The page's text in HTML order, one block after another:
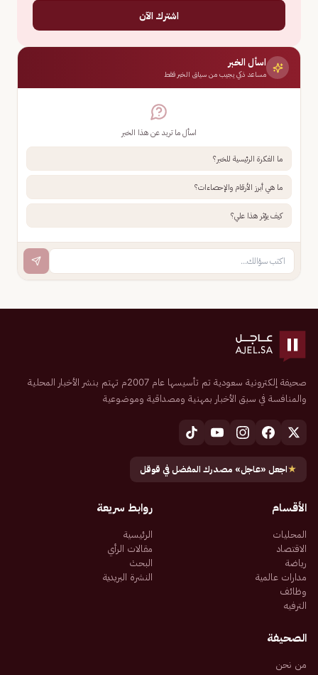
اشترك الآن
اسأل الخبر
مساعد ذكي يجيب من سياق الخبر فقط
اسأل ما تريد عن هذا الخبر
ما الفكرة الرئيسية للخبر؟
ما هي أبرز الأرقام والإحصاءات؟
كيف يؤثر هذا علي؟
صحيفة إلكترونية سعودية تم تأسيسها عام 2007م تهتم بنشر الأخبار المحلية
والمنافسة في سبق الأخبار بمهنية ومصداقية وموضوعية
★اجعل «عاجل» مصدرك المفضل في قوقل
الأقسام
المحليات
الاقتصاد
رياضة
مدارات عالمية
وظائف
الترفيه
روابط سريعة
الرئيسية
مقالات الرأي
البحث
النشرة البريدية
الصحيفة
من نحن